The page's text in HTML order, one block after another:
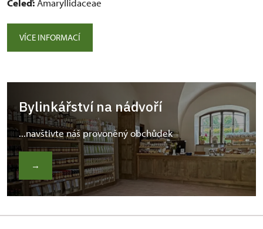
Čeleď: Amaryllidaceae
VÍCE INFORMACÍ
Bylinkářství na nádvoří
...navštivte náš provoněný obchůdek
→